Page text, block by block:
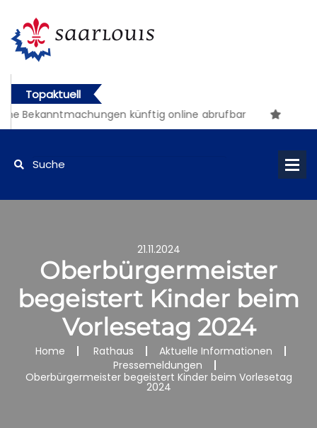
Topaktuell
Bekanntmachungen künftig online abrufbar
21.11.2024
Oberbürgermeister
begeistert Kinder beim
Vorlesetag 2024
Home Rathaus
Aktuelle Informationen
Pressemeldungen
Oberbürgermeister begeistert Kinder beim Vorlesetag
2024